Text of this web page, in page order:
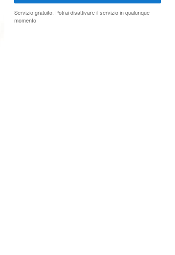
Servizio gratuito. Potrai disattivare il servizio in qualunque
momento